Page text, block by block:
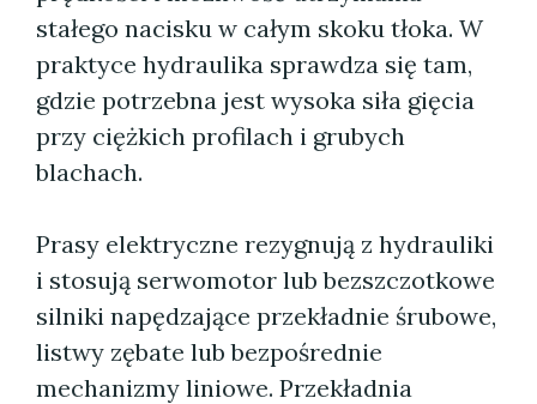
stałego nacisku w całym skoku tłoka. W
praktyce hydraulika sprawdza się tam,
gdzie potrzebna jest wysoka siła gięcia
przy ciężkich profilach i grubych
blachach.
Prasy elektryczne rezygnują z hydrauliki
i stosują serwomotor lub bezszczotkowe
silniki napędzające przekładnie śrubowe,
listwy zębate lub bezpośrednie
mechanizmy liniowe. Przekładnia